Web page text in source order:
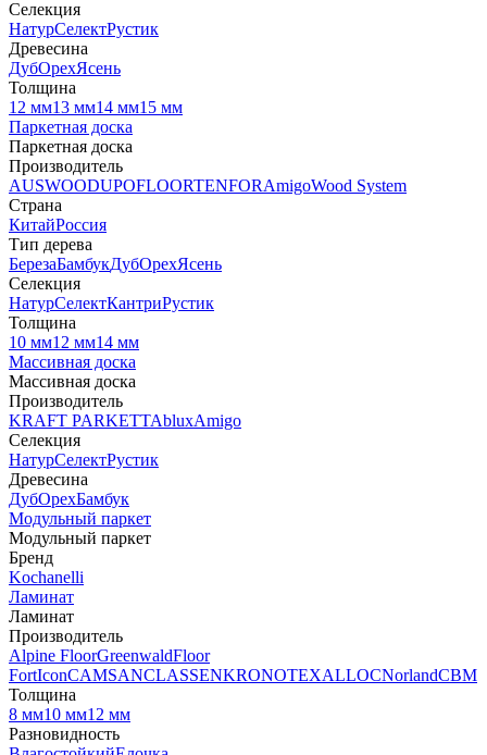
Селекция
НатурСелектРустик
Древесина
ДубОрехЯсень
Толщина
12 мм13 мм14 мм15 мм
Паркетная доска
Паркетная доска
Производитель
AUSWOODUPOFLOORTENFORAmigoWood System
Страна
КитайРоссия
Тип дерева
БерезаБамбукДубОрехЯсень
Селекция
НатурСелектКантриРустик
Толщина
10 мм12 мм14 мм
Массивная доска
Массивная доска
Производитель
KRAFT PARKETTAbluxAmigo
Селекция
НатурСелектРустик
Древесина
ДубОрехБамбук
Модульный паркет
Модульный паркет
Бренд
Kochanelli
Ламинат
Ламинат
Производитель
Alpine FloorGreenwaldFloor
FortIconCAMSANCLASSENKRONOTEXALLOCNorlandCBM
Толщина
8 мм10 мм12 мм
Разновидность